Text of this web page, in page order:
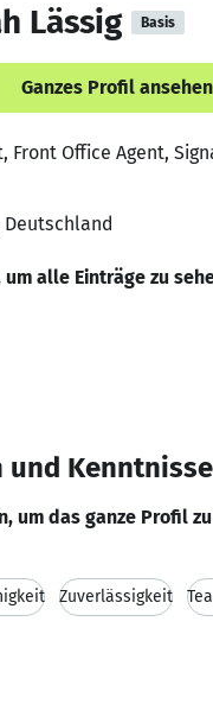
Lässig Basis
Ganzes Profil ansehen
Front Office Agent,
Deutschland
um alle Einträge zu
und Kenntnisse
um das ganze Profil
Zuverlässigkeit